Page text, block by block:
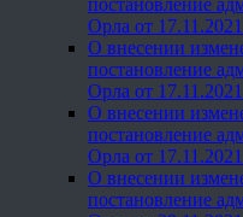
постановление
Орла от
О внесении
постановление
Орла от
О внесении
постановление
Орла от
О внесении
постановление